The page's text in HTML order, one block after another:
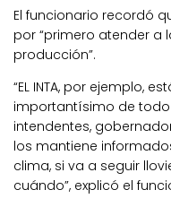
El funcionario recordó
por “primero atender a
producción”.
“EL INTA, por ejemplo,
importantísimo de
intendentes,
los mantiene
clima, si va a seguir
cuándo”, explicó el